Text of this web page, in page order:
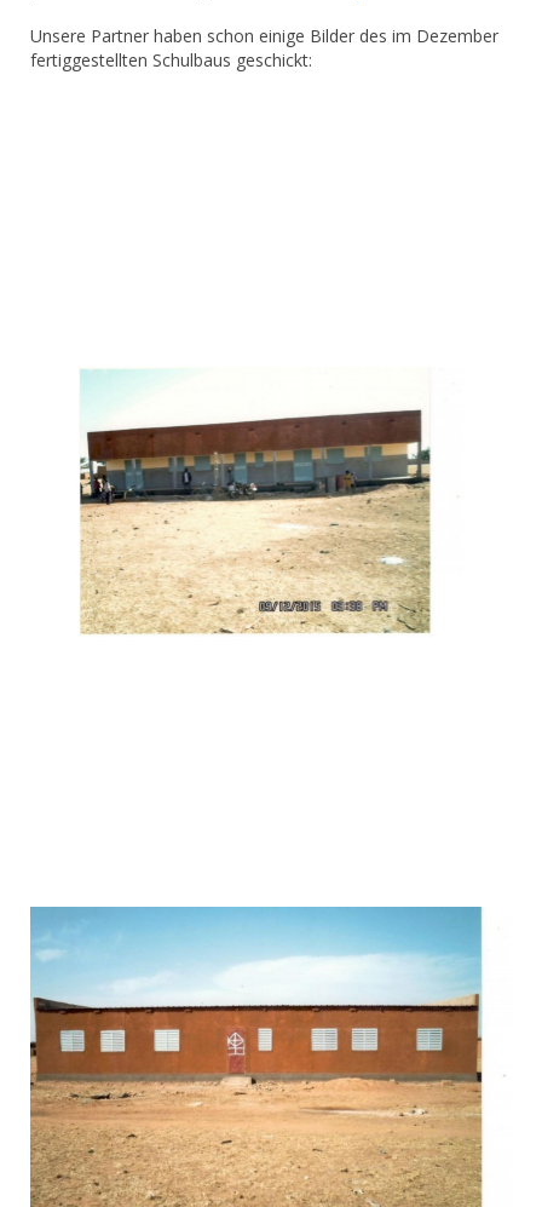
Unsere Partner haben schon einige Bilder des im Dezember
fertiggestellten Schulbaus geschickt: